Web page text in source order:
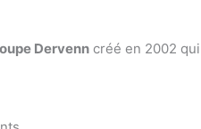
Dervenn créé en 2002